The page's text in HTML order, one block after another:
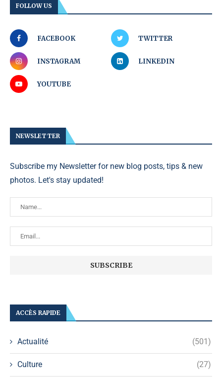
FOLLOW US
FACEBOOK TWITTER
INSTAGRAM LINKEDIN
YOUTUBE
NEWSLETTER
Subscribe my Newsletter for new blog posts, tips & new
photos. Let's stay updated!
ACCÈS RAPIDE
Actualité (501)
Culture (27)